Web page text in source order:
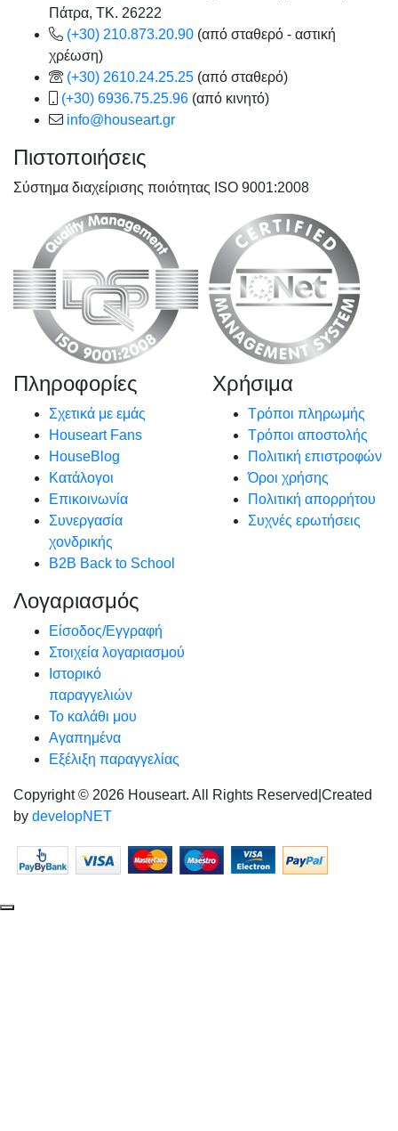
Πάτρα, TK. 26222
(+30) 210.873.20.90 (από σταθερό - αστική
χρέωση)
(+30) 2610.24.25.25 (από σταθερό)
(+30) 6936.75.25.96 (από κινητό)
info@houseart.gr
Πιστοποιήσεις
Σύστημα διαχείρισης ποιότητας ISO 9001:2008
Πληροφορίες
Σχετικά με εμάς
Houseart Fans
HouseBlog
Κατάλογοι
Επικοινωνία
Συνεργασία
χονδρικής
B2B Back to School
Χρήσιμα
Τρόποι πληρωμής
Τρόποι αποστολής
Πολιτική επιστροφών
Όροι χρήσης
Πολιτική απορρήτου
Συχνές ερωτήσεις
Λογαριασμός
Είσοδος/Εγγραφή
Στοιχεία λογαριασμού
Ιστορικό
παραγγελιών
Το καλάθι μου
Αγαπημένα
Εξέλιξη παραγγελίας
Copyright © 2026 Houseart. All Rights Reserved Created
by developNET